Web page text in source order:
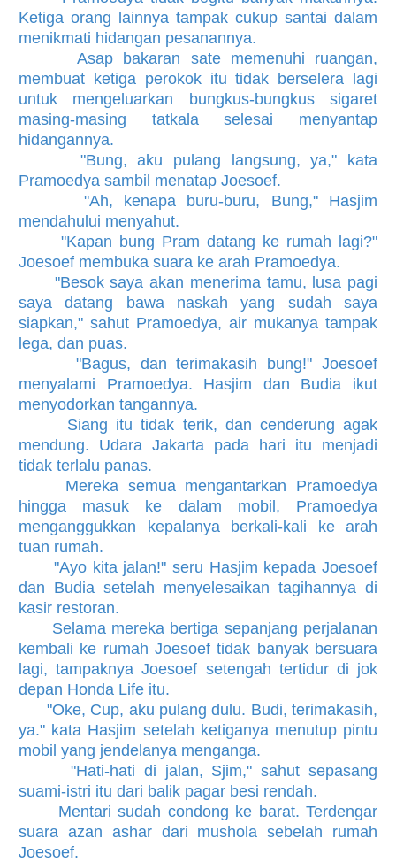
Ketiga orang lainnya tampak cukup santai dalam
menikmati hidangan pesanannya.
Asap bakaran sate memenuhi ruangan,
membuat ketiga perokok itu tidak berselera lagi
untuk mengeluarkan bungkus-bungkus sigaret
masing-masing tatkala selesai menyantap
hidangannya.
"Bung, aku pulang langsung, ya," kata
Pramoedya sambil menatap Joesoef.
"Ah, kenapa buru-buru, Bung," Hasjim
mendahului menyahut.
"Kapan bung Pram datang ke rumah lagi?"
Joesoef membuka suara ke arah Pramoedya.
"Besok saya akan menerima tamu, lusa pagi
saya datang bawa naskah yang sudah saya
siapkan," sahut Pramoedya, air mukanya tampak
lega, dan puas.
"Bagus, dan terimakasih bung!" Joesoef
menyalami Pramoedya. Hasjim dan Budia ikut
menyodorkan tangannya.
Siang itu tidak terik, dan cenderung agak
mendung. Udara Jakarta pada hari itu menjadi
tidak terlalu panas.
Mereka semua mengantarkan Pramoedya
hingga masuk ke dalam mobil, Pramoedya
menganggukkan kepalanya berkali-kali ke arah
tuan rumah.
"Ayo kita jalan!" seru Hasjim kepada Joesoef
dan Budia setelah menyelesaikan tagihannya di
kasir restoran.
Selama mereka bertiga sepanjang perjalanan
kembali ke rumah Joesoef tidak banyak bersuara
lagi, tampaknya Joesoef setengah tertidur di jok
depan Honda Life itu.
"Oke, Cup, aku pulang dulu. Budi, terimakasih,
ya." kata Hasjim setelah ketiganya menutup pintu
mobil yang jendelanya menganga.
"Hati-hati di jalan, Sjim," sahut sepasang
suami-istri itu dari balik pagar besi rendah.
Mentari sudah condong ke barat. Terdengar
suara azan ashar dari mushola sebelah rumah
Joesoef.